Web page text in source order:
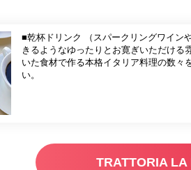
■乾杯ドリンク （スパークリングワインやカ
きるようなゆったりとお寛ぎいただける
いた食材で作る本格イタリア料理の数々をご提供しております。 是非
い。
TRATTORIA LA